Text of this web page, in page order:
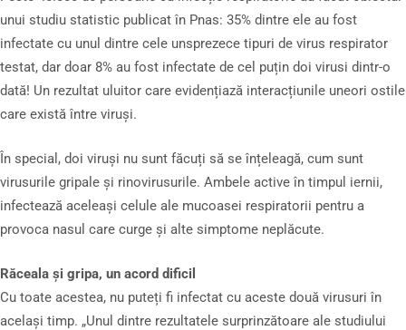
unui studiu statistic publicat în Pnas: 35% dintre ele au fost
infectate cu unul dintre cele unsprezece tipuri de virus respirator
testat, dar doar 8% au fost infectate de cel puțin doi virusi dintr-o
dată! Un rezultat uluitor care evidențiază interacțiunile uneori ostile
care există între viruși.
În special, doi viruși nu sunt făcuți să se înțeleagă, cum sunt
virusurile gripale și rinovirusurile. Ambele active în timpul iernii,
infectează aceleași celule ale mucoasei respiratorii pentru a
provoca nasul care curge și alte simptome neplăcute.
Răceala și gripa, un acord dificil
Cu toate acestea, nu puteți fi infectat cu aceste două virusuri în
același timp. „Unul dintre rezultatele surprinzătoare ale studiului